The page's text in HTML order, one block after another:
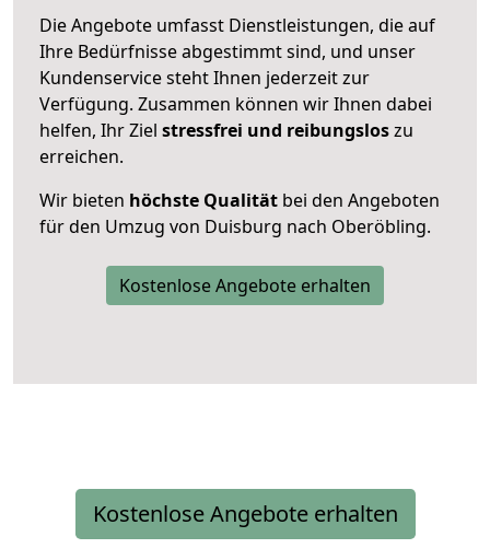
Die Angebote umfasst Dienstleistungen, die auf
Ihre Bedürfnisse abgestimmt sind, und unser
Kundenservice steht Ihnen jederzeit zur
Verfügung. Zusammen können wir Ihnen dabei
helfen, Ihr Ziel stressfrei und reibungsloszu
erreichen.
Wir bieten höchste Qualität bei den Angeboten
für den Umzug von Duisburg nach Oberöbling.
Kostenlose Angebote erhalten
Kostenlose Angebote erhalten